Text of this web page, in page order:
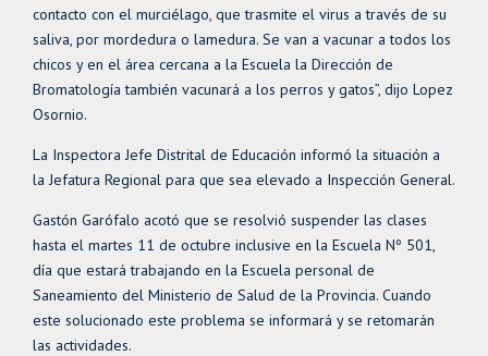
contacto con el murciélago, que trasmite el virus a través de su
saliva, por mordedura o lamedura. Se van a vacunar a todos los
chicos y en el área cercana a la Escuela la Dirección de
Bromatología también vacunará a los perros y gatos”, dijo Lopez
Osornio.
La Inspectora Jefe Distrital de Educación informó la situación a
la Jefatura Regional para que sea elevado a Inspección General.
Gastón Garófalo acotó que se resolvió suspender las clases
hasta el martes 11 de octubre inclusive en la Escuela Nº 501,
día que estará trabajando en la Escuela personal de
Saneamiento del Ministerio de Salud de la Provincia. Cuando
este solucionado este problema se informará y se retomarán
las actividades.